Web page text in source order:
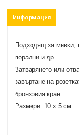
Информация
Подходящ за мивки,
перални и др.
Затварянето или
завъртане на
бронзовия кран.
Размери: 10 х 5 см